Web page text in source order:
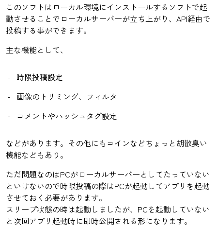
このソフトはローカル環境にインストールするソフトで起
動させることでローカルサーバーが立ち上がり、API経由で
投稿する事ができます。
主な機能として、
時限投稿設定
画像のトリミング、フィルタ
コメントやハッシュタグ設定
などがあります。その他にもコインなどちょっと胡散臭い
機能などもあり。
ただ問題なのはPCがローカルサーバーとしてたっていない
といけないので時限投稿の際はPCが起動してアプリを起動
させておく必要があります。
スリープ状態の時は起動しましたが、PCを起動していない
と次回アプリ起動時に即時公開される形になります。